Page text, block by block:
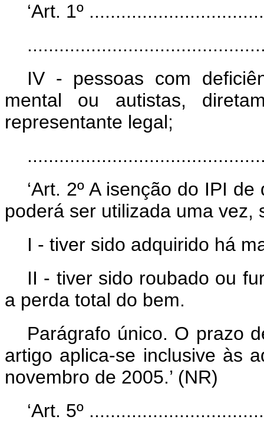
‘Art. 1º
IV - pessoas com
mental ou autistas,
representante legal;
‘Art. 2º A isenção do IPI
poderá ser utilizada uma vez,
I - tiver sido adquirido há
II - tiver sido roubado ou
a perda total do bem.
Parágrafo único. O prazo
artigo aplica-se inclusive às
novembro de 2005.’ (NR)
‘Art. 5º